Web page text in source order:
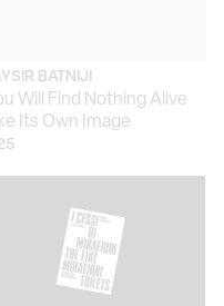
BATNIJI
Will Find Nothing Alive
Its Own Image